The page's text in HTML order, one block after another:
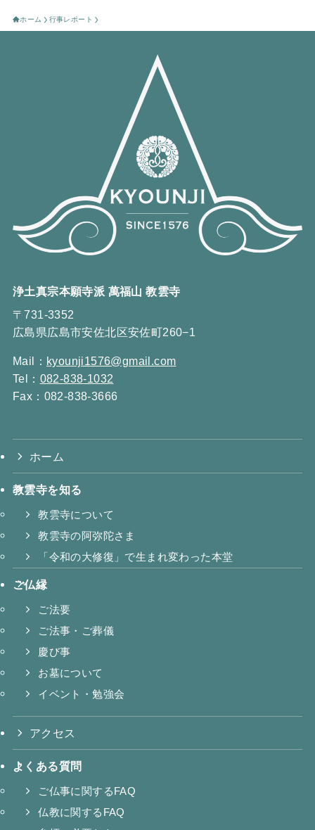
ホーム 行事レポート
浄土真宗本願寺派 萬福山 教雲寺
〒731-3352
広島県広島市安佐北区安佐町260−1
Mail： kyounji1576@gmail.com
Tel： 082-838-1032
Fax：082-838-3666
ホーム
教雲寺を知る
教雲寺について
教雲寺の阿弥陀さま
「令和の大修復」で生まれ変わった本堂
ご仏縁
ご法要
ご法事・ご葬儀
慶び事
お墓について
イベント・勉強会
アクセス
よくある質問
ご仏事に関するFAQ
仏教に関するFAQ